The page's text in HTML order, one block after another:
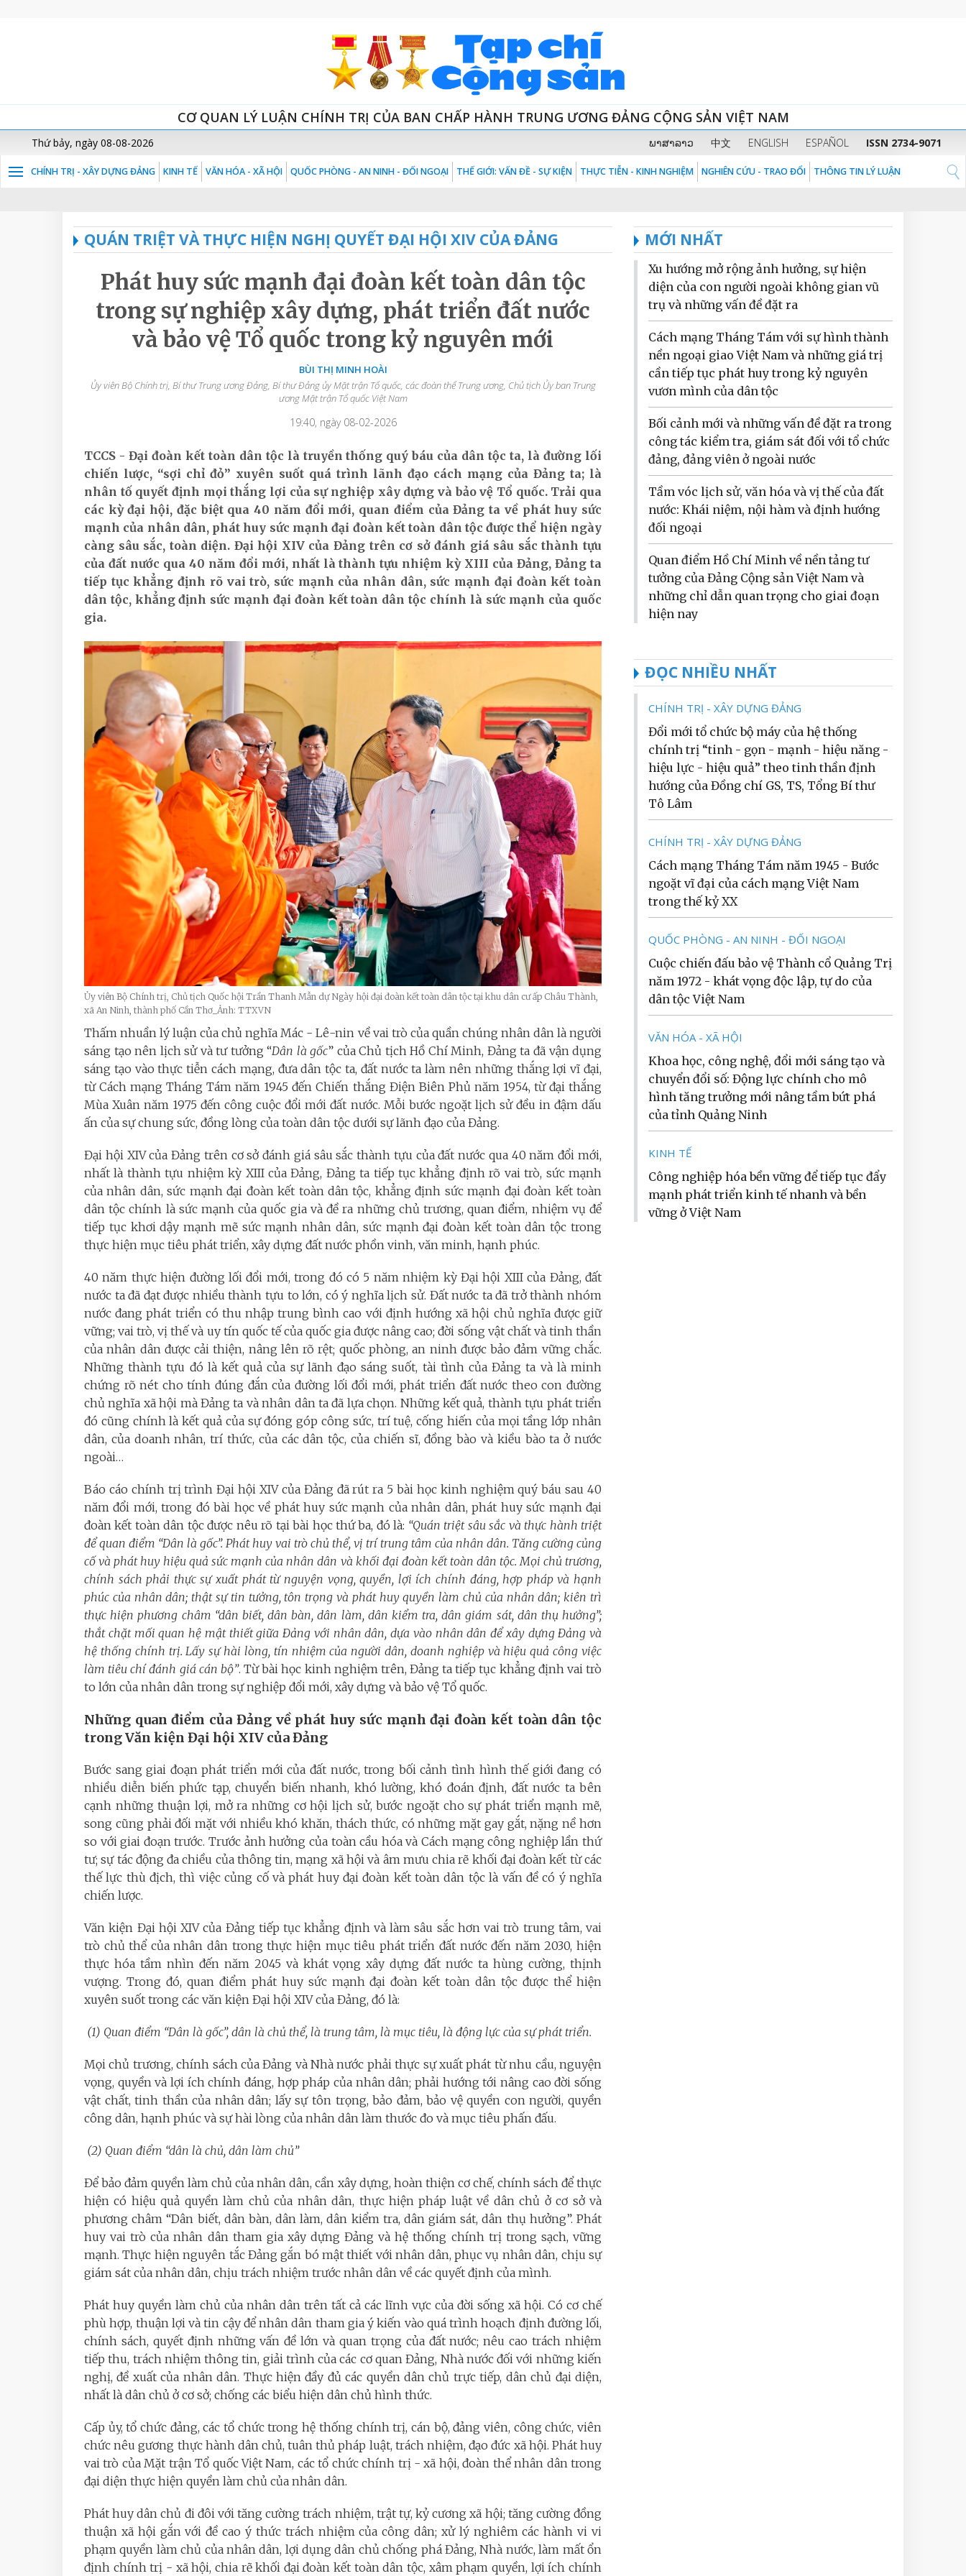
CƠ QUAN LÝ LUẬN CHÍNH TRỊ CỦA BAN CHẤP HÀNH TRUNG ƯƠNG ĐẢNG CỘNG SẢN VIỆT NAM
Thứ bảy, ngày 08-08-2026 ພາສາລາວ 中文 ENGLISH ESPAÑOL ISSN 2734-9071
CHÍNH TRỊ - XÂY DỰNG ĐẢNG KINH TẾ VĂN HÓA - XÃ HỘI QUỐC PHÒNG - AN NINH - ĐỐI NGOẠI THẾ GIỚI: VẤN ĐỀ - SỰ KIỆN THỰC TIỄN - KINH NGHIỆM NGHIÊN CỨU - TRAO ĐỔI THÔNG TIN LÝ LUẬN
QUÁN TRIỆT VÀ THỰC HIỆN NGHỊ QUYẾT ĐẠI HỘI XIV CỦA ĐẢNG
Phát huy sức mạnh đại đoàn kết toàn dân tộc
trong sự nghiệp xây dựng, phát triển đất nước
và bảo vệ Tổ quốc trong kỷ nguyên mới
BÙI THỊ MINH HOÀI
Ủy viên Bộ Chính trị, Bí thư Trung ương Đảng, Bí thư Đảng ủy Mặt trận Tổ quốc, các đoàn thể Trung ương, Chủ tịch Ủy ban Trung
ương Mặt trận Tổ quốc Việt Nam
19:40, ngày 08-02-2026
TCCS - Đại đoàn kết toàn dân tộc là truyền thống quý báu của dân tộc ta, là đường lối
chiến lược, “sợi chỉ đỏ” xuyên suốt quá trình lãnh đạo cách mạng của Đảng ta; là
nhân tố quyết định mọi thắng lợi của sự nghiệp xây dựng và bảo vệ Tổ quốc. Trải qua
các kỳ đại hội, đặc biệt qua 40 năm đổi mới, quan điểm của Đảng ta về phát huy sức
mạnh của nhân dân, phát huy sức mạnh đại đoàn kết toàn dân tộc được thể hiện ngày
càng sâu sắc, toàn diện. Đại hội XIV của Đảng trên cơ sở đánh giá sâu sắc thành tựu
của đất nước qua 40 năm đổi mới, nhất là thành tựu nhiệm kỳ XIII của Đảng, Đảng ta
tiếp tục khẳng định rõ vai trò, sức mạnh của nhân dân, sức mạnh đại đoàn kết toàn
dân tộc, khẳng định sức mạnh đại đoàn kết toàn dân tộc chính là sức mạnh của quốc
gia.
Ủy viên Bộ Chính trị, Chủ tịch Quốc hội Trần Thanh Mẫn dự Ngày hội đại đoàn kết toàn dân tộc tại khu dân cư ấp Châu Thành,
xã An Ninh, thành phố Cần Thơ_Ảnh: TTXVN
Thấm nhuần lý luận của chủ nghĩa Mác - Lê-nin về vai trò của quần chúng nhân dân là người
sáng tạo nên lịch sử và tư tưởng “Dân là gốc” của Chủ tịch Hồ Chí Minh, Đảng ta đã vận dụng
sáng tạo vào thực tiễn cách mạng, đưa dân tộc ta, đất nước ta làm nên những thắng lợi vĩ đại,
từ Cách mạng Tháng Tám năm 1945 đến Chiến thắng Điện Biên Phủ năm 1954, từ đại thắng
Mùa Xuân năm 1975 đến công cuộc đổi mới đất nước. Mỗi bước ngoặt lịch sử đều in đậm dấu
ấn của sự chung sức, đồng lòng của toàn dân tộc dưới sự lãnh đạo của Đảng.
Đại hội XIV của Đảng trên cơ sở đánh giá sâu sắc thành tựu của đất nước qua 40 năm đổi mới,
nhất là thành tựu nhiệm kỳ XIII của Đảng, Đảng ta tiếp tục khẳng định rõ vai trò, sức mạnh
của nhân dân, sức mạnh đại đoàn kết toàn dân tộc, khẳng định sức mạnh đại đoàn kết toàn
dân tộc chính là sức mạnh của quốc gia và đề ra những chủ trương, quan điểm, nhiệm vụ để
tiếp tục khơi dậy mạnh mẽ sức mạnh nhân dân, sức mạnh đại đoàn kết toàn dân tộc trong
thực hiện mục tiêu phát triển, xây dựng đất nước phồn vinh, văn minh, hạnh phúc.
40 năm thực hiện đường lối đổi mới, trong đó có 5 năm nhiệm kỳ Đại hội XIII của Đảng, đất
nước ta đã đạt được nhiều thành tựu to lớn, có ý nghĩa lịch sử. Đất nước ta đã trở thành nhóm
nước đang phát triển có thu nhập trung bình cao với định hướng xã hội chủ nghĩa được giữ
vững; vai trò, vị thế và uy tín quốc tế của quốc gia được nâng cao; đời sống vật chất và tinh thần
của nhân dân được cải thiện, nâng lên rõ rệt; quốc phòng, an ninh được bảo đảm vững chắc.
Những thành tựu đó là kết quả của sự lãnh đạo sáng suốt, tài tình của Đảng ta và là minh
chứng rõ nét cho tính đúng đắn của đường lối đổi mới, phát triển đất nước theo con đường
chủ nghĩa xã hội mà Đảng ta và nhân dân ta đã lựa chọn. Những kết quả, thành tựu phát triển
đó cũng chính là kết quả của sự đóng góp công sức, trí tuệ, cống hiến của mọi tầng lớp nhân
dân, của doanh nhân, trí thức, của các dân tộc, của chiến sĩ, đồng bào và kiều bào ta ở nước
ngoài…
Báo cáo chính trị trình Đại hội XIV của Đảng đã rút ra 5 bài học kinh nghiệm quý báu sau 40
năm đổi mới, trong đó bài học về phát huy sức mạnh của nhân dân, phát huy sức mạnh đại
đoàn kết toàn dân tộc được nêu rõ tại bài học thứ ba, đó là: “Quán triệt sâu sắc và thực hành triệt
để quan điểm “Dân là gốc”. Phát huy vai trò chủ thể, vị trí trung tâm của nhân dân. Tăng cường củng
cố và phát huy hiệu quả sức mạnh của nhân dân và khối đại đoàn kết toàn dân tộc. Mọi chủ trương,
chính sách phải thực sự xuất phát từ nguyện vọng, quyền, lợi ích chính đáng, hợp pháp và hạnh
phúc của nhân dân; thật sự tin tưởng, tôn trọng và phát huy quyền làm chủ của nhân dân; kiên trì
thực hiện phương châm “dân biết, dân bàn, dân làm, dân kiểm tra, dân giám sát, dân thụ hưởng”;
thắt chặt mối quan hệ mật thiết giữa Đảng với nhân dân, dựa vào nhân dân để xây dựng Đảng và
hệ thống chính trị. Lấy sự hài lòng, tín nhiệm của người dân, doanh nghiệp và hiệu quả công việc
làm tiêu chí đánh giá cán bộ”. Từ bài học kinh nghiệm trên, Đảng ta tiếp tục khẳng định vai trò
to lớn của nhân dân trong sự nghiệp đổi mới, xây dựng và bảo vệ Tổ quốc.
Những quan điểm của Đảng về phát huy sức mạnh đại đoàn kết toàn dân tộc
trong Văn kiện Đại hội XIV của Đảng
Bước sang giai đoạn phát triển mới của đất nước, trong bối cảnh tình hình thế giới đang có
nhiều diễn biến phức tạp, chuyển biến nhanh, khó lường, khó đoán định, đất nước ta bên
cạnh những thuận lợi, mở ra những cơ hội lịch sử, bước ngoặt cho sự phát triển mạnh mẽ,
song cũng phải đối mặt với nhiều khó khăn, thách thức, có những mặt gay gắt, nặng nề hơn
so với giai đoạn trước. Trước ảnh hưởng của toàn cầu hóa và Cách mạng công nghiệp lần thứ
tư; sự tác động đa chiều của thông tin, mạng xã hội và âm mưu chia rẽ khối đại đoàn kết từ các
thế lực thù địch, thì việc củng cố và phát huy đại đoàn kết toàn dân tộc là vấn đề có ý nghĩa
chiến lược.
Văn kiện Đại hội XIV của Đảng tiếp tục khẳng định và làm sâu sắc hơn vai trò trung tâm, vai
trò chủ thể của nhân dân trong thực hiện mục tiêu phát triển đất nước đến năm 2030, hiện
thực hóa tầm nhìn đến năm 2045 và khát vọng xây dựng đất nước ta hùng cường, thịnh
vượng. Trong đó, quan điểm phát huy sức mạnh đại đoàn kết toàn dân tộc được thể hiện
xuyên suốt trong các văn kiện Đại hội XIV của Đảng, đó là:
(1) Quan điểm “Dân là gốc”, dân là chủ thể, là trung tâm, là mục tiêu, là động lực của sự phát triển.
Mọi chủ trương, chính sách của Đảng và Nhà nước phải thực sự xuất phát từ nhu cầu, nguyện
vọng, quyền và lợi ích chính đáng, hợp pháp của nhân dân; phải hướng tới nâng cao đời sống
vật chất, tinh thần của nhân dân; lấy sự tôn trọng, bảo đảm, bảo vệ quyền con người, quyền
công dân, hạnh phúc và sự hài lòng của nhân dân làm thước đo và mục tiêu phấn đấu.
(2) Quan điểm “dân là chủ, dân làm chủ”
Để bảo đảm quyền làm chủ của nhân dân, cần xây dựng, hoàn thiện cơ chế, chính sách để thực
hiện có hiệu quả quyền làm chủ của nhân dân, thực hiện pháp luật về dân chủ ở cơ sở và
phương châm “Dân biết, dân bàn, dân làm, dân kiểm tra, dân giám sát, dân thụ hưởng”. Phát
huy vai trò của nhân dân tham gia xây dựng Đảng và hệ thống chính trị trong sạch, vững
mạnh. Thực hiện nguyên tắc Đảng gắn bó mật thiết với nhân dân, phục vụ nhân dân, chịu sự
giám sát của nhân dân, chịu trách nhiệm trước nhân dân về các quyết định của mình.
Phát huy quyền làm chủ của nhân dân trên tất cả các lĩnh vực của đời sống xã hội. Có cơ chế
phù hợp, thuận lợi và tin cậy để nhân dân tham gia ý kiến vào quá trình hoạch định đường lối,
chính sách, quyết định những vấn đề lớn và quan trọng của đất nước; nêu cao trách nhiệm
tiếp thu, trách nhiệm thông tin, giải trình của các cơ quan Đảng, Nhà nước đối với những kiến
nghị, đề xuất của nhân dân. Thực hiện đầy đủ các quyền dân chủ trực tiếp, dân chủ đại diện,
nhất là dân chủ ở cơ sở; chống các biểu hiện dân chủ hình thức.
Cấp ủy, tổ chức đảng, các tổ chức trong hệ thống chính trị, cán bộ, đảng viên, công chức, viên
chức nêu gương thực hành dân chủ, tuân thủ pháp luật, trách nhiệm, đạo đức xã hội. Phát huy
vai trò của Mặt trận Tổ quốc Việt Nam, các tổ chức chính trị - xã hội, đoàn thể nhân dân trong
đại diện thực hiện quyền làm chủ của nhân dân.
Phát huy dân chủ đi đôi với tăng cường trách nhiệm, trật tự, kỷ cương xã hội; tăng cường đồng
thuận xã hội gắn với đề cao ý thức trách nhiệm của công dân; xử lý nghiêm các hành vi vi
phạm quyền làm chủ của nhân dân, lợi dụng dân chủ chống phá Đảng, Nhà nước, làm mất ổn
định chính trị - xã hội, chia rẽ khối đại đoàn kết toàn dân tộc, xâm phạm quyền, lợi ích chính
MỚI NHẤT
Xu hướng mở rộng ảnh hưởng, sự hiện
diện của con người ngoài không gian vũ
trụ và những vấn đề đặt ra
Cách mạng Tháng Tám với sự hình thành
nền ngoại giao Việt Nam và những giá trị
cần tiếp tục phát huy trong kỷ nguyên
vươn mình của dân tộc
Bối cảnh mới và những vấn đề đặt ra trong
công tác kiểm tra, giám sát đối với tổ chức
đảng, đảng viên ở ngoài nước
Tầm vóc lịch sử, văn hóa và vị thế của đất
nước: Khái niệm, nội hàm và định hướng
đối ngoại
Quan điểm Hồ Chí Minh về nền tảng tư
tưởng của Đảng Cộng sản Việt Nam và
những chỉ dẫn quan trọng cho giai đoạn
hiện nay
ĐỌC NHIỀU NHẤT
CHÍNH TRỊ - XÂY DỰNG ĐẢNG
Đổi mới tổ chức bộ máy của hệ thống
chính trị “tinh - gọn - mạnh - hiệu năng -
hiệu lực - hiệu quả” theo tinh thần định
hướng của Đồng chí GS, TS, Tổng Bí thư
Tô Lâm
CHÍNH TRỊ - XÂY DỰNG ĐẢNG
Cách mạng Tháng Tám năm 1945 - Bước
ngoặt vĩ đại của cách mạng Việt Nam
trong thế kỷ XX
QUỐC PHÒNG - AN NINH - ĐỐI NGOẠI
Cuộc chiến đấu bảo vệ Thành cổ Quảng Trị
năm 1972 - khát vọng độc lập, tự do của
dân tộc Việt Nam
VĂN HÓA - XÃ HỘI
Khoa học, công nghệ, đổi mới sáng tạo và
chuyển đổi số: Động lực chính cho mô
hình tăng trưởng mới nâng tầm bứt phá
của tỉnh Quảng Ninh
KINH TẾ
Công nghiệp hóa bền vững để tiếp tục đẩy
mạnh phát triển kinh tế nhanh và bền
vững ở Việt Nam